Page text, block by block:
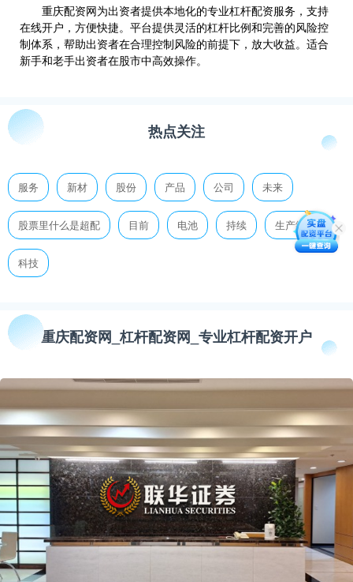
重庆配资网为出资者提供本地化的专业杠杆配资服务，支持
在线开户，方便快捷。平台提供灵活的杠杆比例和完善的风险控
制体系，帮助出资者在合理控制风险的前提下，放大收益。适合
新手和老手出资者在股市中高效操作。
热点关注
服务 新材 股份 产品 公司 未来
股票里什么是超配 目前 电池 持续 生产经营
科技
重庆配资网_杠杆配资网_专业杠杆配资开户